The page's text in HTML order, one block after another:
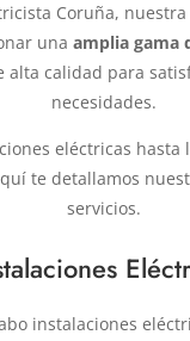
Coruña,
una amplia gama
alta calidad para
necesidades.
eléctricas hasta
te detallamos
servicios.
instalaciones